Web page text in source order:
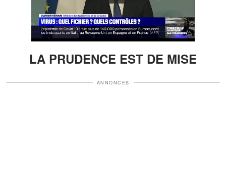
LA PRUDENCE EST DE MISE
ANNONCES